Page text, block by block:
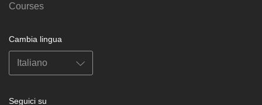
Courses
Cambia lingua
Seguici su